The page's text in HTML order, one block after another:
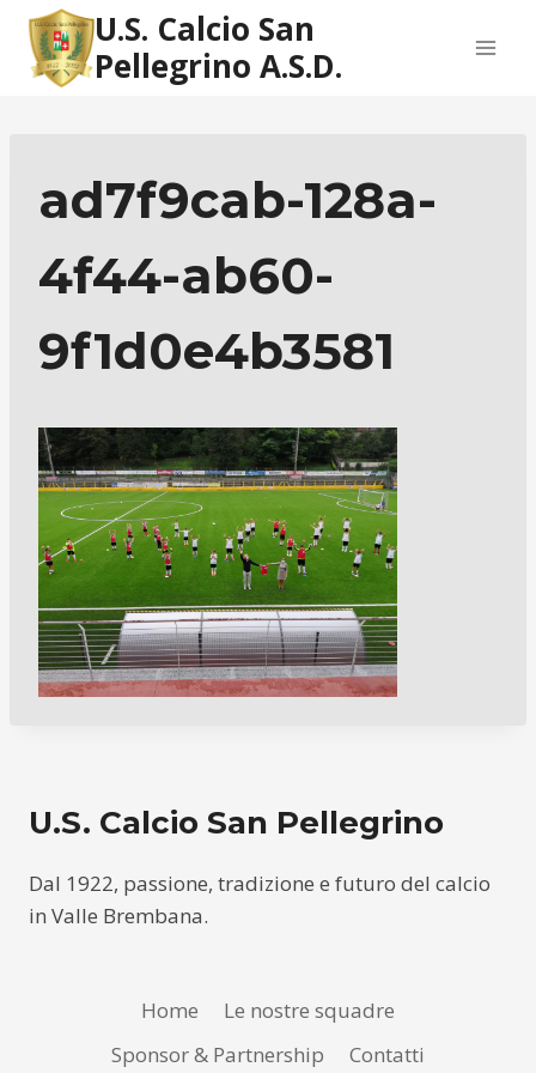
Salta
contenuto
U.S. Calcio San
Pellegrino A.S.D.
ad7f9cab-128a-
4f44-ab60-
9f1d0e4b3581
U.S. Calcio San Pellegrino
Dal 1922, passione, tradizione e futuro del calcio
in Valle Brembana.
Home
Le nostre squadre
Sponsor & Partnership
Contatti